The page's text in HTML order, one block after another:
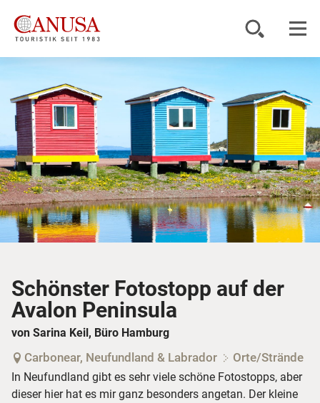
Reisearten
Inspiration
Service
Schönster Fotostopp auf der
Avalon Peninsula
von Sarina Keil, Büro Hamburg
Carbonear, Neufundland & Labrador Orte/Strände
In Neufundland gibt es sehr viele schöne Fotostopps, aber
dieser hier hat es mir ganz besonders angetan. Der kleine